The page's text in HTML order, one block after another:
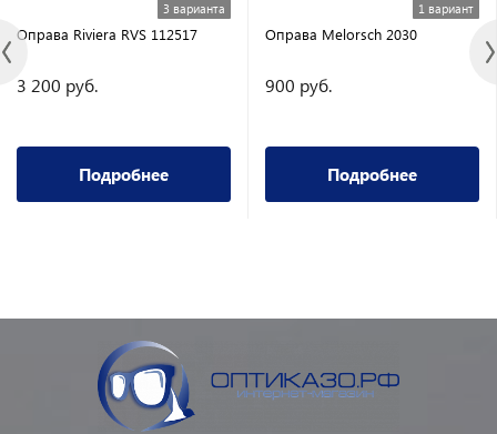
3 варианта
Оправа Riviera RVS 112517
3 200 руб.
Подробнее
1 вариант
Оправа Melorsch 2030
900 руб.
Подробнее